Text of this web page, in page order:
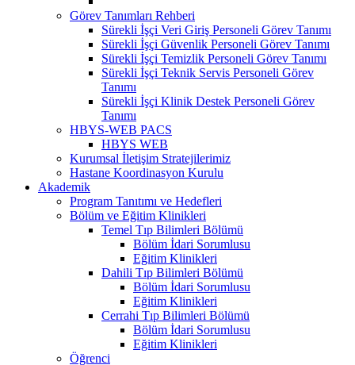
Görev Tanımları Rehberi
Sürekli İşçi Veri Giriş Personeli Görev Tanımı
Sürekli İşçi Güvenlik Personeli Görev Tanımı
Sürekli İşçi Temizlik Personeli Görev Tanımı
Sürekli İşçi Teknik Servis Personeli Görev
Tanımı
Sürekli İşçi Klinik Destek Personeli Görev
Tanımı
HBYS-WEB PACS
HBYS WEB
Kurumsal İletişim Stratejilerimiz
Hastane Koordinasyon Kurulu
Akademik
Program Tanıtımı ve Hedefleri
Bölüm ve Eğitim Klinikleri
Temel Tıp Bilimleri Bölümü
Bölüm İdari Sorumlusu
Eğitim Klinikleri
Dahili Tıp Bilimleri Bölümü
Bölüm İdari Sorumlusu
Eğitim Klinikleri
Cerrahi Tıp Bilimleri Bölümü
Bölüm İdari Sorumlusu
Eğitim Klinikleri
Öğrenci